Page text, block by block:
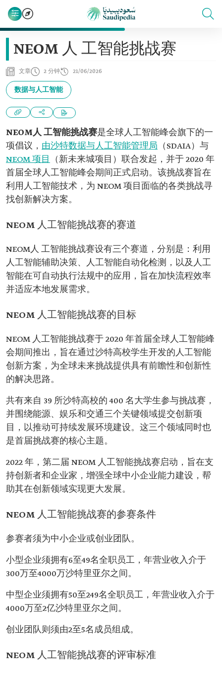
NEOM 人 工智能挑战赛
文章 2 分钟 21/06/2026
数据与人工智能
NEOM人 工智能挑战赛是全球人工智能峰会旗下的一
项倡议， 由沙特数据与人工智能管理局 （SDAIA）与
NEOM 项目
（新未来城项目）联合发起，并于 2020 年
首届全球人工智能峰会期间正式启动。该挑战赛旨在
利用人工智能技术，为 NEOM 项目面临的各类挑战寻
找创新解决方案。
NEOM 人工智能挑战赛的赛道
NEOM人 工智能挑战赛设有三个赛道，分别是：利用
人工智能辅助决策、人工智能自动化检测，以及人工
智能在可自动执行法规中的应用，旨在加快流程效率
并适应本地发展需求。
NEOM 人工智能挑战赛的目标
NEOM 人工智能挑战赛于 2020 年首届全球人工智能峰
会期间推出，旨在通过沙特高校学生开发的人工智能
创新方案，为全球未来挑战提供具有前瞻性和创新性
的解决思路。
共有来自 39 所沙特高校的 400 名大学生参与挑战赛，
并围绕能源、娱乐和交通三个关键领域提交创新项
目，以推动可持续发展环境建设。这三个领域同时也
是首届挑战赛的核心主题。
2022 年，第二届 NEOM 人工智能挑战赛启动，旨在支
持创新者和企业家，增强全球中小企业能力建设，帮
助其在创新领域实现更大发展。
NEOM 人工智能挑战赛的参赛条件
参赛者须为中小企业或创业团队。
小型企业须拥有6至49名全职员工，年营业收入介于
300万至4000万沙特里亚尔之间。
中型企业须拥有50至249名全职员工，年营业收入介于
4000万至2亿沙特里亚尔之间。
创业团队则须由2至5名成员组成。
NEOM 人工智能挑战赛的评审标准